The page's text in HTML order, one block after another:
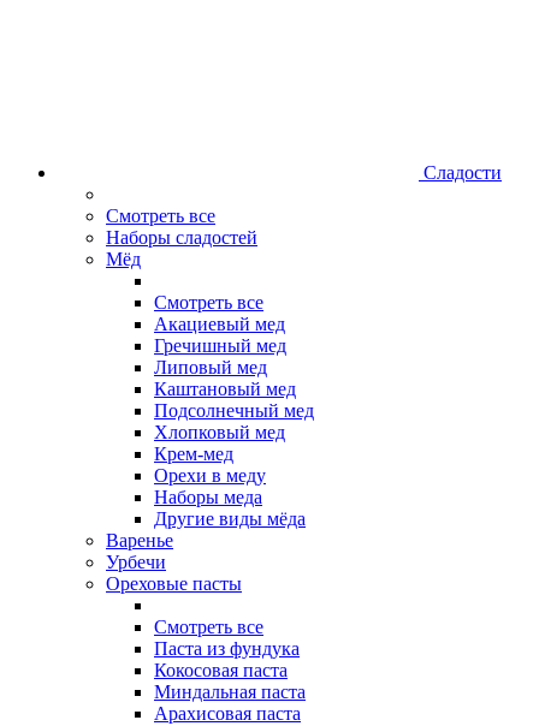
Сладости
Смотреть все
Наборы сладостей
Мёд
Смотреть все
Акациевый мед
Гречишный мед
Липовый мед
Каштановый мед
Подсолнечный мед
Хлопковый мед
Крем-мед
Орехи в меду
Наборы меда
Другие виды мёда
Варенье
Урбечи
Ореховые пасты
Смотреть все
Паста из фундука
Кокосовая паста
Миндальная паста
Арахисовая паста